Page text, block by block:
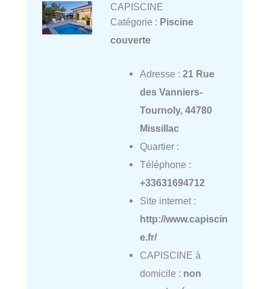
CAPISCINE
Catégorie : Piscine
couverte
Adresse : 21 Rue
des Vanniers-
Tournoly, 44780
Missillac
Quartier :
Téléphone :
+33631694712
Site internet :
http://www.capiscin
e.fr/
CAPISCINE à
domicile : non